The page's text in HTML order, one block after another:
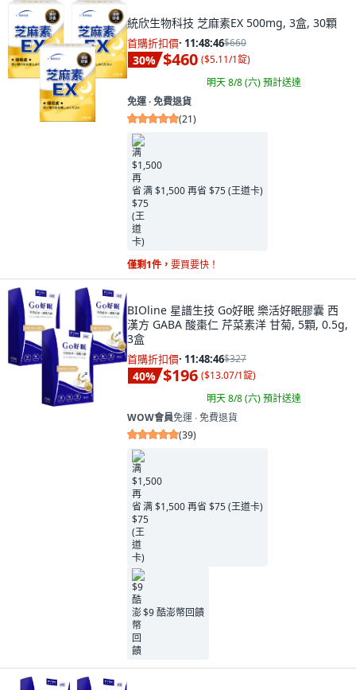
統欣生物科技 芝麻素EX 500mg, 3盒, 30顆
首購折扣價· 11:48:45$660
30% $460 ($5.11/1錠)
明天 8/8 (六)預計送達
免運 ∙ 免費退貨
(21)
满 $1,500 再省 $75 (王道卡)
僅剩1件， 要買要快！
BIOline 星譜生技 Go好眠 樂活好眠膠囊 西
漢方 GABA 酸棗仁 芹菜素洋 甘菊, 5顆, 0.5g,
3盒
首購折扣價· 11:48:45$327
40% $196 ($13.07/1錠)
明天 8/8 (六)預計送達
WOW會員免運 ∙ 免費退貨
(39)
满 $1,500 再省 $75 (王道卡)
$9 酷澎幣回饋